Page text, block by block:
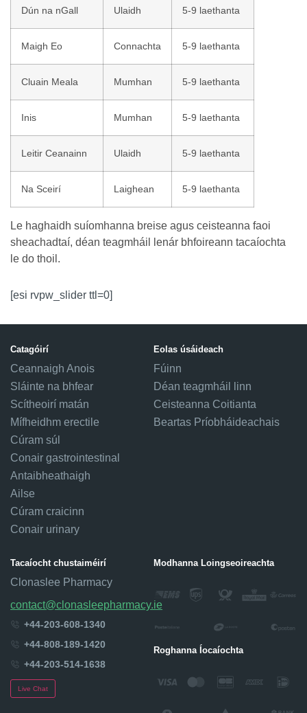
Dún na nGall Ulaidh 5-9 laethanta
Maigh Eo Connachta 5-9 laethanta
Cluain Meala Mumhan 5-9 laethanta
Inis Mumhan 5-9 laethanta
Leitir Ceanainn Ulaidh 5-9 laethanta
Na Sceirí Laighean 5-9 laethanta
Le haghaidh suíomhanna breise agus ceisteanna faoi
sheachadtaí, déan teagmháil lenár bhfoireann tacaíochta
le do thoil.
[esi rvpw_slider ttl=0]
Catagóirí
Ceannaigh Anois
Sláinte na bhfear
Scítheoirí matán
Mífheidhm erectile
Cúram súl
Conair gastrointestinal
Antaibheathaigh
Ailse
Cúram craicinn
Conair urinary
Eolas úsáideach
Fúinn
Déan teagmháil linn
Ceisteanna Coitianta
Beartas Príobháideachais
Tacaíocht chustaiméirí
Clonaslee Pharmacy
contact@clonasleepharmacy.ie
+44-203-608-1340
+44-808-189-1420
+44-203-514-1638
Live Chat
Modhanna Loingseoireachta
Roghanna Íocaíochta